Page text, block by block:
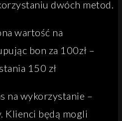
dwóch metod.
wartość na
bon za 100zł –
150 zł
na wykorzystanie –
Klienci będą mogli